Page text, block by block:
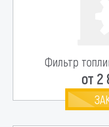
Фильтр
от 2